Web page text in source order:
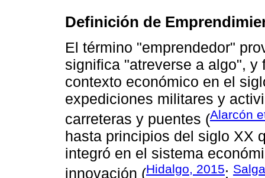
Definición de
El término "emprendedor"
significa "atreverse a algo",
contexto económico en el
expediciones militares y
carreteras y puentes (Alarcón
hasta principios del siglo XX
integró en el sistema
innovación (Hidalgo, 2015;